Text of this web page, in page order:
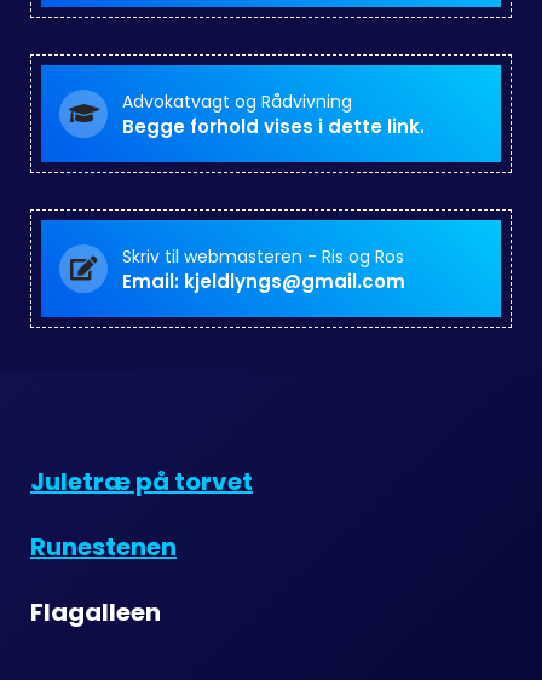
Advokatvagt og Rådvivning
Begge forhold vises i dette link.
Skriv til webmasteren - Ris og Ros
Email: kjeldlyngs@gmail.com
Juletræ på torvet
Runestenen
Flagalleen